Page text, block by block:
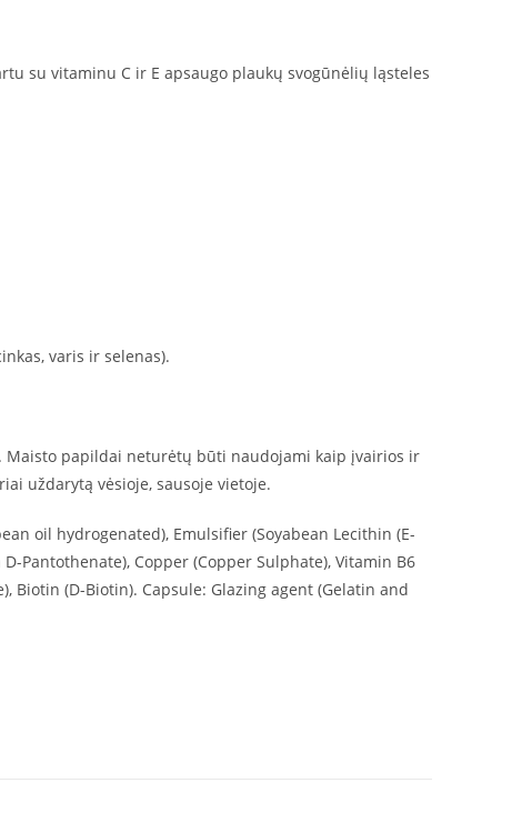
su vitaminu C ir E apsaugo plaukų svogūnėlių ląsteles
varis ir selenas).
Maisto papildai neturėtų būti naudojami kaip įvairios ir
uždarytą vėsioje, sausoje vietoje.
oil hydrogenated), Emulsifier (Soyabean Lecithin (E-
Pantothenate), Copper (Copper Sulphate), Vitamin B6
Biotin (D-Biotin). Capsule: Glazing agent (Gelatin and